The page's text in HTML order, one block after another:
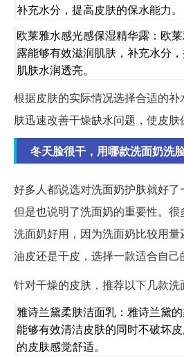
补充水分，提高皮肤的保水能力。
欧莱雅水感光感保湿精华露：欧
露能够有效滋润肌肤，补充水分
肌肤水润透亮。
根据皮肤的实际情况选择合适的
肤迅速改善干燥缺水问题，使皮肤
冬天脸很干，用哪款洗面奶洗
好多人都说选对洗面奶护肤就好了
但是也说明了洗面奶的重要性。
洗面奶好用，因为洗面奶比较用
油皮还是干皮，选择一款适合自己
针对干燥的皮肤，推荐以下几款洗
雅诗兰黛柔肤洁面乳：雅诗兰黛
能够有效清洁皮肤的同时不破坏
的皮肤感觉舒适。